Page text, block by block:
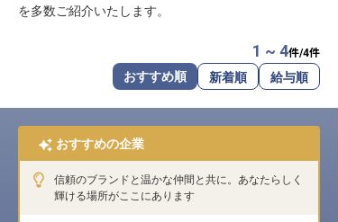
おもてなしHRについて
よくある質問
ホテル・宿泊業界情報コラム
を多数ご紹介いたします。
1 ~ 4件/4件
おすすめ順 新着順 給与順
おすすめの企業
信頼のブランドと温かな仲間と共に。あなたらしく
輝ける場所がここにあります